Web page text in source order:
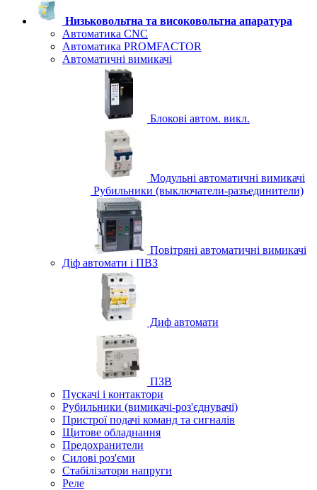
Низьковольтна та високовольтна апаратура
Автоматика CNC
Автоматика PROMFACTOR
Автоматичні вимикачі
Блокові автом. викл.
Модульні автоматичні вимикачі
Рубильники (выключатели-разъединители)
Повітряні автоматичні вимикачі
Діф автомати і ПВЗ
Диф автомати
ПЗВ
Пускачі і контактори
Рубильники (вимикачі-роз'єднувачі)
Пристрої подачі команд та сигналів
Щитове обладнання
Предохранители
Силові роз'єми
Стабілізатори напруги
Реле